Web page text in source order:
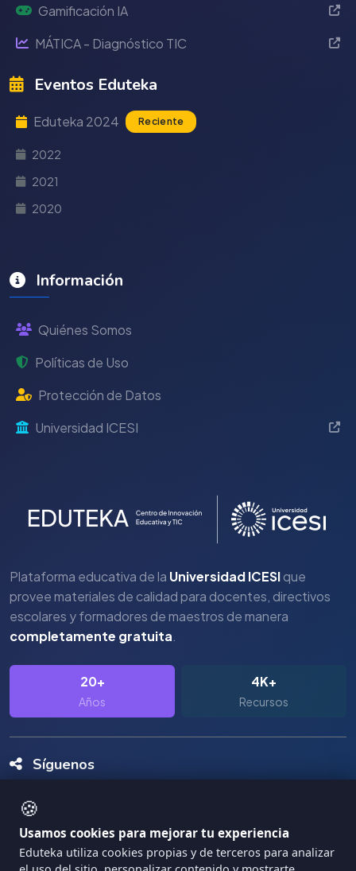
🍪
Usamos cookies para mejorar tu experiencia
Eduteka utiliza cookies propias y de terceros para analizar
Gamificación IA
MÁTICA - Diagnóstico TIC
Eventos Eduteka
Eduteka 2024 Reciente
2022
2021
2020
Información
Quiénes Somos
Políticas de Uso
Protección de Datos
Universidad ICESI
Plataforma educativa de la Universidad ICESIque
provee materiales de calidad para docentes, directivos
escolares y formadores de maestros de manera
completamente gratuita.
20+
Años
4K+
Recursos
Síguenos